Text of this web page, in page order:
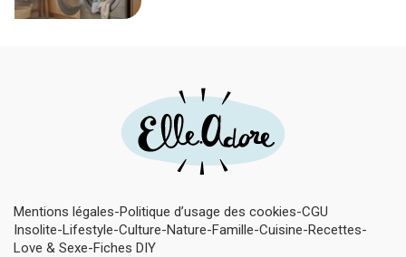
Mentions légales Politique d’usage des cookies CGU
Insolite Lifestyle Culture Nature Famille Cuisine Recettes
Love & Sexe Fiches DIY